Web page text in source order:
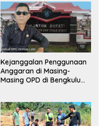
Kejanggalan Penggunaan
Anggaran di Masing-
Masing OPD di Bengkulu